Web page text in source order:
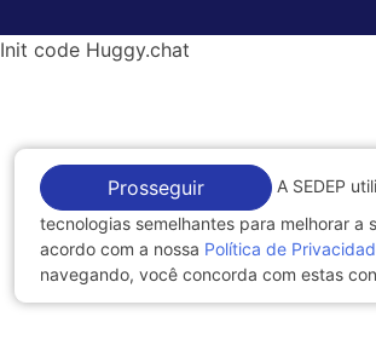
Prosseguir
A SEDEP
tecnologias semelhantes para melhorar a
acordo com a nossa Política de
navegando, você concorda com estas
Init code Huggy.chat